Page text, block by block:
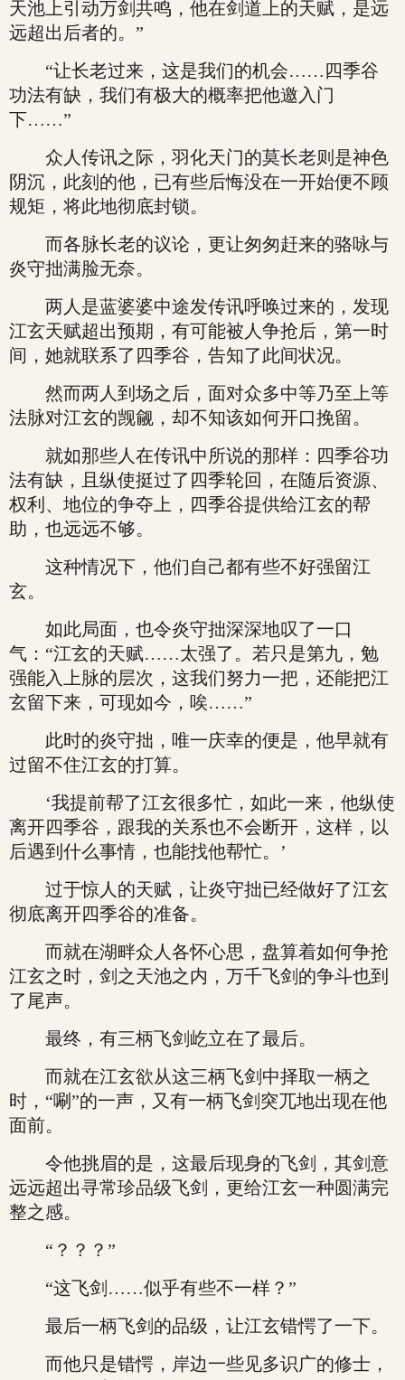
天池上引动万剑共鸣，他在剑道上的天赋，是远
远超出后者的。”
“让长老过来，这是我们的机会……四季谷
功法有缺，我们有极大的概率把他邀入门
下……”
众人传讯之际，羽化天门的莫长老则是神色
阴沉，此刻的他，已有些后悔没在一开始便不顾
规矩，将此地彻底封锁。
而各脉长老的议论，更让匆匆赶来的骆咏与
炎守拙满脸无奈。
两人是蓝婆婆中途发传讯呼唤过来的，发现
江玄天赋超出预期，有可能被人争抢后，第一时
间，她就联系了四季谷，告知了此间状况。
然而两人到场之后，面对众多中等乃至上等
法脉对江玄的觊觎，却不知该如何开口挽留。
就如那些人在传讯中所说的那样：四季谷功
法有缺，且纵使挺过了四季轮回，在随后资源、
权利、地位的争夺上，四季谷提供给江玄的帮
助，也远远不够。
这种情况下，他们自己都有些不好强留江
玄。
如此局面，也令炎守拙深深地叹了一口
气：“江玄的天赋……太强了。若只是第九，勉
强能入上脉的层次，这我们努力一把，还能把江
玄留下来，可现如今，唉……”
此时的炎守拙，唯一庆幸的便是，他早就有
过留不住江玄的打算。
‘我提前帮了江玄很多忙，如此一来，他纵使
离开四季谷，跟我的关系也不会断开，这样，以
后遇到什么事情，也能找他帮忙。’
过于惊人的天赋，让炎守拙已经做好了江玄
彻底离开四季谷的准备。
而就在湖畔众人各怀心思，盘算着如何争抢
江玄之时，剑之天池之内，万千飞剑的争斗也到
了尾声。
最终，有三柄飞剑屹立在了最后。
而就在江玄欲从这三柄飞剑中择取一柄之
时，“唰”的一声，又有一柄飞剑突兀地出现在他
面前。
令他挑眉的是，这最后现身的飞剑，其剑意
远远超出寻常珍品级飞剑，更给江玄一种圆满完
整之感。
“？？？”
“这飞剑……似乎有些不一样？”
最后一柄飞剑的品级，让江玄错愕了一下。
而他只是错愕，岸边一些见多识广的修士，